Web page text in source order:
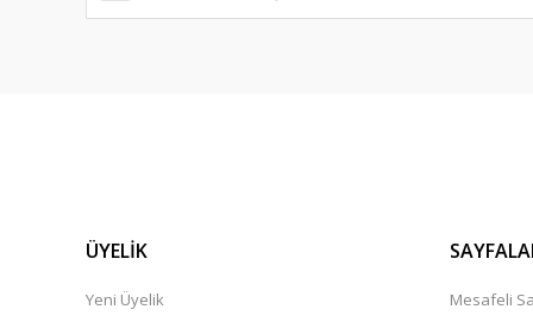
ÜYELİK
Yeni Üyelik Mesafeli